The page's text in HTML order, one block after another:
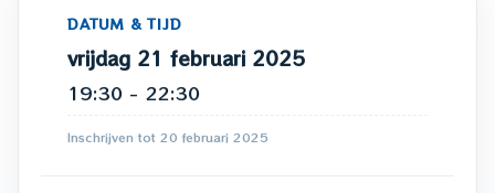
DATUM & TIJD
vrijdag 21 februari 2025
19:30 - 22:30
Inschrijven tot 20 februari 2025